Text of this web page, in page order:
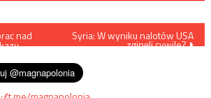
nad Syria: W wyniku nalotów USA
zginęli cywile?